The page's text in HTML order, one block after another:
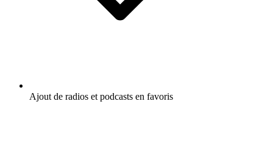
Ajout de radios et podcasts en favoris